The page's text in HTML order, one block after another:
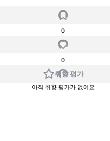
0
0
취향 평가
아직 취향 평가가 없어요